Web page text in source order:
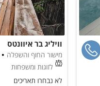
וויליג בר איוונטס
מישור החוף והשפלה
לזוגות ומשפחות
לא נבחרו תאריכים